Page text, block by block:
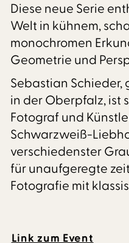
Diese neue Serie
Welt in kühnem,
monochromen
Geometrie und
Sebastian Schieder,
in der Oberpfalz, ist
Fotograf und
Schwarzweiß-
verschiedenster
für unaufgeregte
Fotografie mit
Link zum Event